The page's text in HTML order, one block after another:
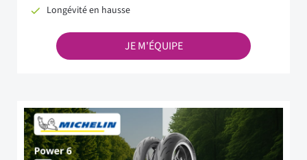
Longévité en hausse
JE M'ÉQUIPE